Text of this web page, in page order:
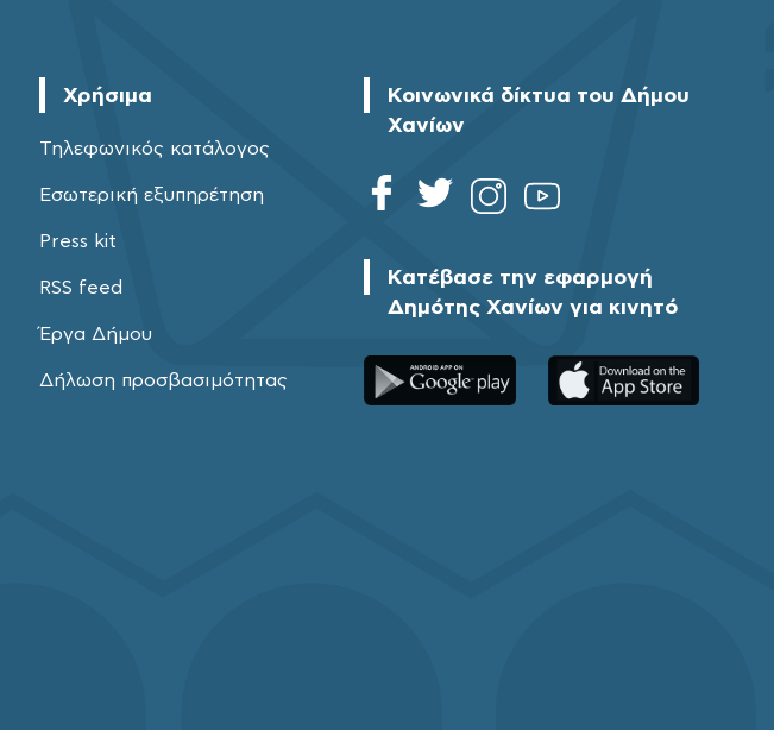
Χρήσιμα
Τηλεφωνικός κατάλογος
Εσωτερική εξυπηρέτηση
Press kit
RSS feed
Έργα Δήμου
Δήλωση προσβασιμότητας
Κοινωνικά δίκτυα του Δήμου
Χανίων
Κατέβασε την εφαρμογή
Δημότης Χανίων για κινητό